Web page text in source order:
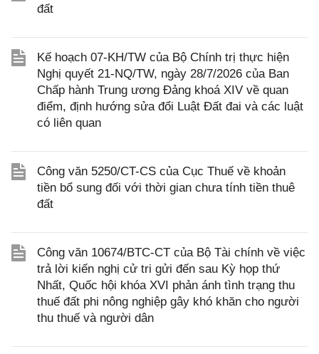
đất
Kế hoạch 07-KH/TW của Bộ Chính trị thực hiện
Nghị quyết 21-NQ/TW, ngày 28/7/2026 của Ban
Chấp hành Trung ương Đảng khoá XIV về quan
điểm, định hướng sửa đổi Luật Đất đai và các luật
có liên quan
Công văn 5250/CT-CS của Cục Thuế về khoản
tiền bổ sung đối với thời gian chưa tính tiền thuê
đất
Công văn 10674/BTC-CT của Bộ Tài chính về việc
trả lời kiến nghị cử tri gửi đến sau Kỳ họp thứ
Nhất, Quốc hội khóa XVI phản ánh tình trạng thu
thuế đất phi nông nghiệp gây khó khăn cho người
thu thuế và người dân